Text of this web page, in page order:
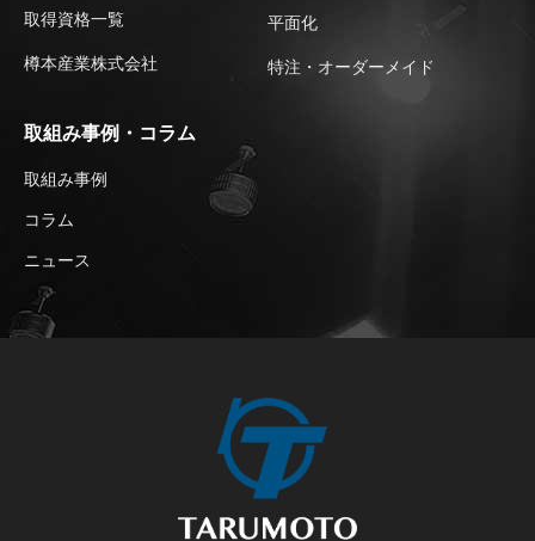
取得資格一覧
樽本産業株式会社
平⾯化
特注・オーダーメイド
取組み事例・コラム
取組み事例
コラム
ニュース